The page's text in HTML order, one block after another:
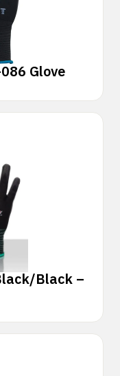
Glove
Black –